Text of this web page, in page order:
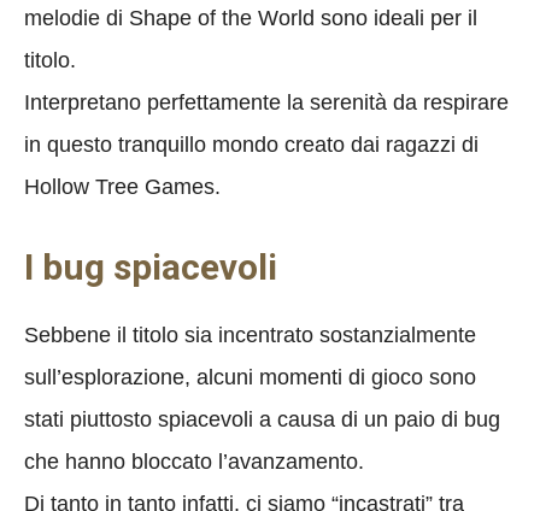
melodie di Shape of the World sono ideali per il
titolo.
Interpretano perfettamente la serenità da respirare
in questo tranquillo mondo creato dai ragazzi di
Hollow Tree Games.
I bug spiacevoli
Sebbene il titolo sia incentrato sostanzialmente
sull’esplorazione, alcuni momenti di gioco sono
stati piuttosto spiacevoli a causa di un paio di bug
che hanno bloccato l’avanzamento.
Di tanto in tanto infatti, ci siamo “incastrati” tra